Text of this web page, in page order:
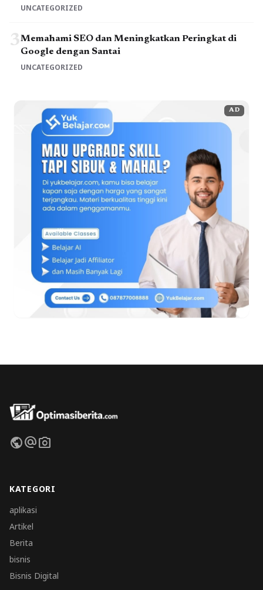
UNCATEGORIZED
3Memahami SEO dan Meningkatkan Peringkat di
Google dengan Santai
UNCATEGORIZED
AD
publicalternate_emailphoto_camera
KATEGORI
aplikasi
Artikel
Berita
bisnis
Bisnis Digital